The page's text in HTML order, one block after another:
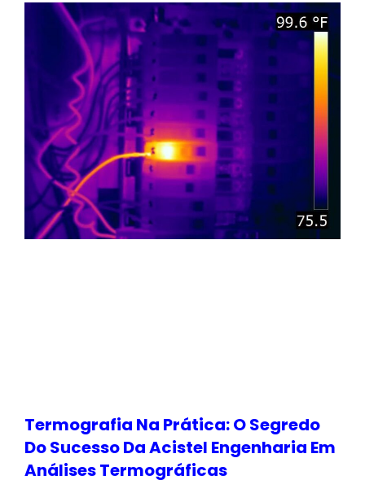
Termografia Na Prática: O Segredo
Do Sucesso Da Acistel Engenharia Em
Análises Termográficas